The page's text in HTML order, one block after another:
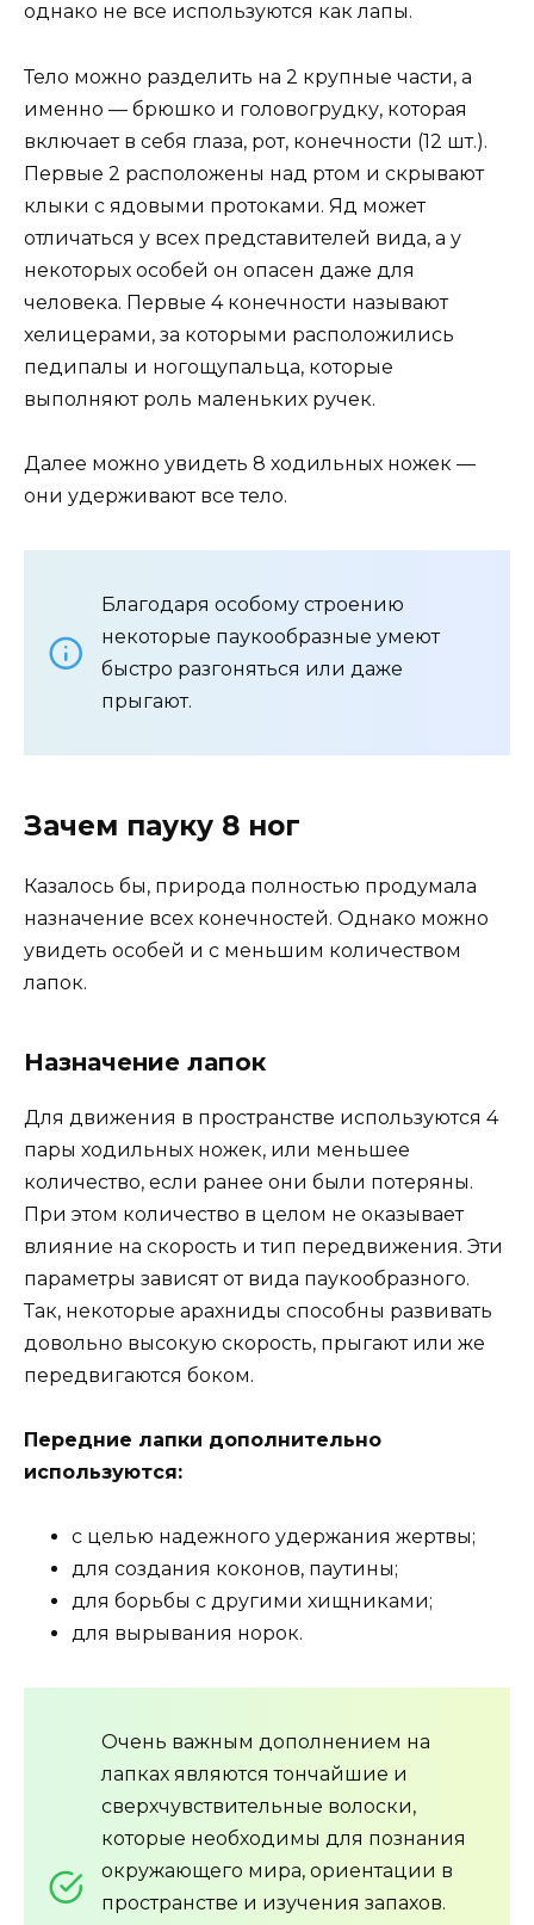
однако не все используются как лапы.
Тело можно разделить на 2 крупные части, а
именно — брюшко и головогрудку, которая
включает в себя глаза, рот, конечности (12 шт.).
Первые 2 расположены над ртом и скрывают
клыки с ядовыми протоками. Яд может
отличаться у всех представителей вида, а у
некоторых особей он опасен даже для
человека. Первые 4 конечности называют
хелицерами, за которыми расположились
педипалы и ногощупальца, которые
выполняют роль маленьких ручек.
Далее можно увидеть 8 ходильных ножек —
они удерживают все тело.
Благодаря особому строению
некоторые паукообразные умеют
быстро разгоняться или даже
прыгают.
Зачем пауку 8 ног
Казалось бы, природа полностью продумала
назначение всех конечностей. Однако можно
увидеть особей и с меньшим количеством
лапок.
Назначение лапок
Для движения в пространстве используются 4
пары ходильных ножек, или меньшее
количество, если ранее они были потеряны.
При этом количество в целом не оказывает
влияние на скорость и тип передвижения. Эти
параметры зависят от вида паукообразного.
Так, некоторые арахниды способны развивать
довольно высокую скорость, прыгают или же
передвигаются боком.
Передние лапки дополнительно
используются:
с целью надежного удержания жертвы;
для создания коконов, паутины;
для борьбы с другими хищниками;
для вырывания норок.
Очень важным дополнением на
лапках являются тончайшие и
сверхчувствительные волоски,
которые необходимы для познания
окружающего мира, ориентации в
пространстве и изучения запахов.